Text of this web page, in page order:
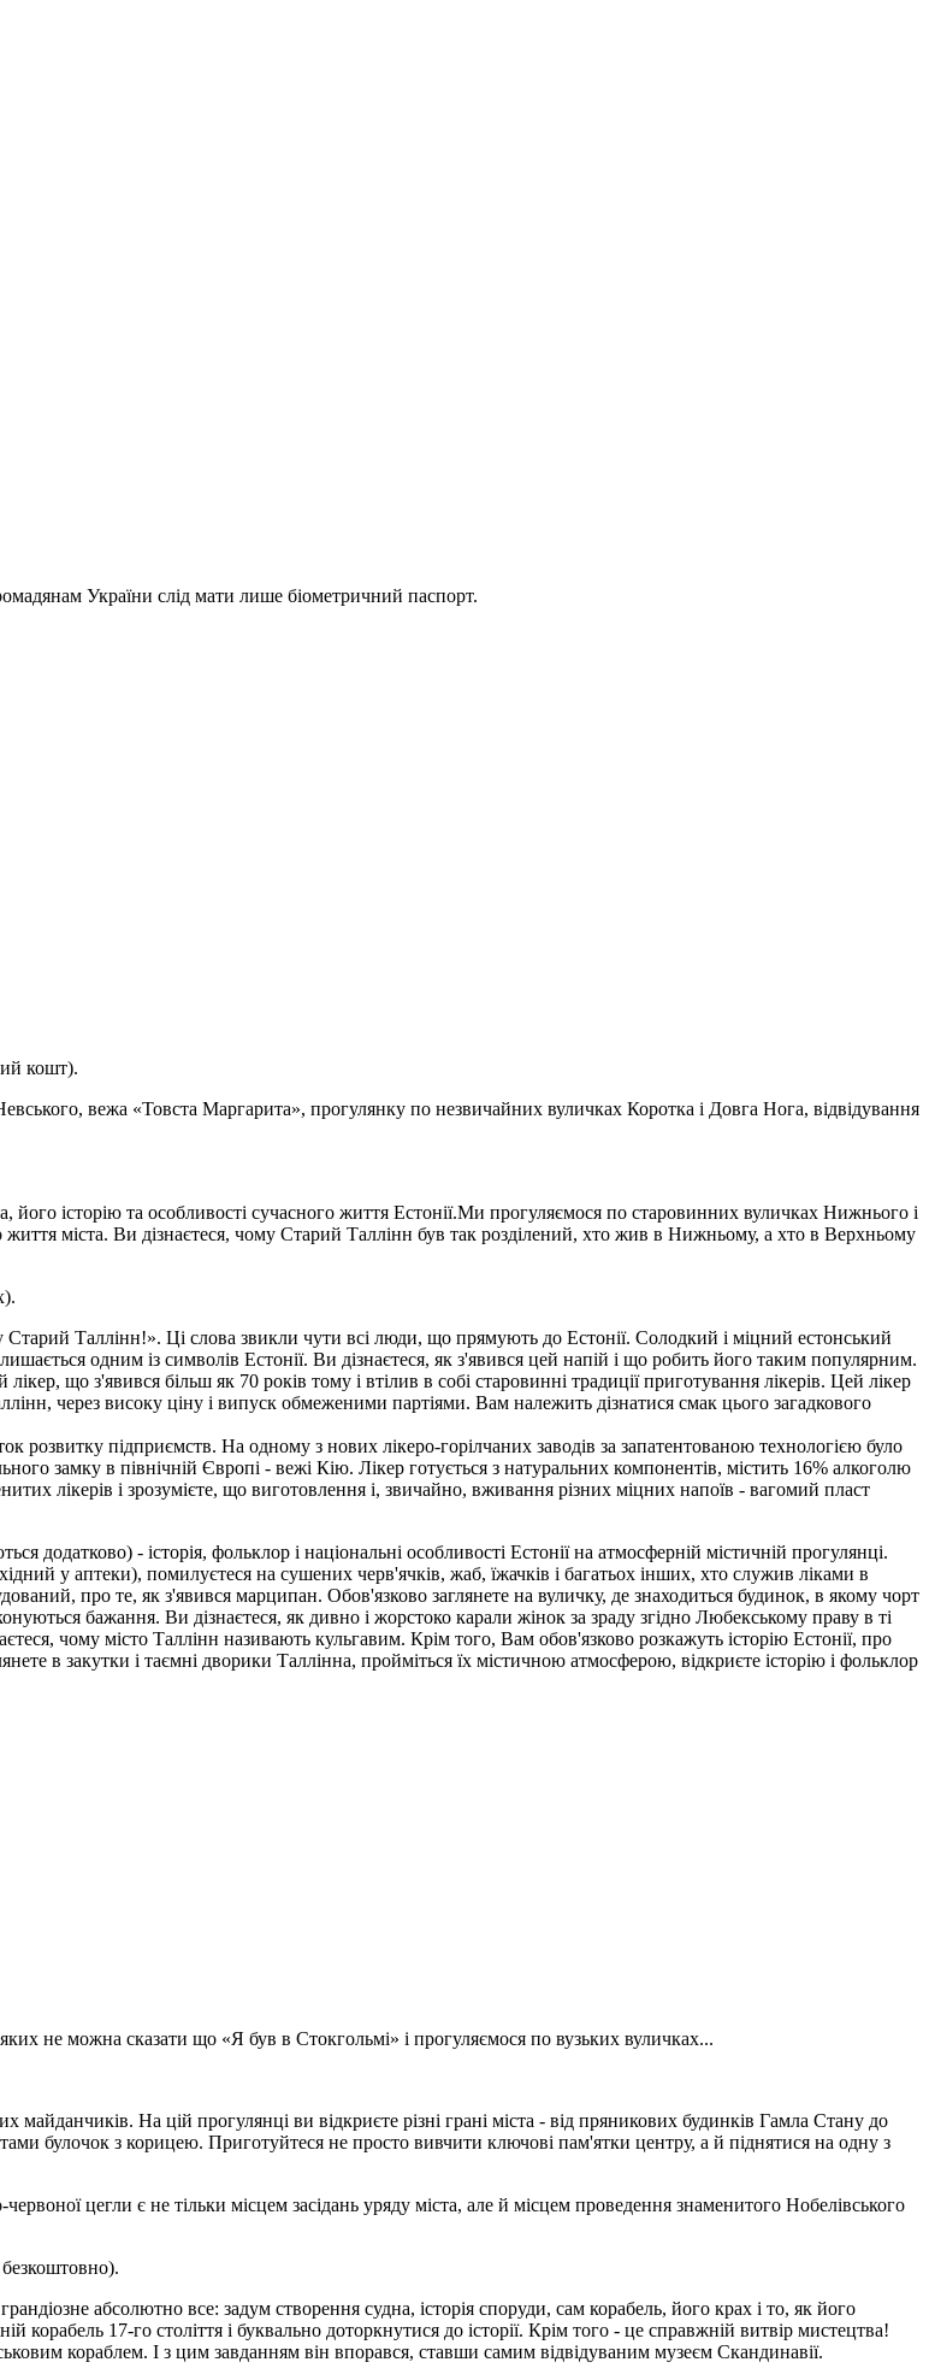
України слід мати лише біометричний паспорт.
кошт).
вежа «Товста Маргарита», прогулянку по незвичайних вуличках Коротка і Довга Нога, відвідування
його історію та особливості сучасного життя Естонії.Ми прогуляємося по старовинних вуличках Нижнього і
життя міста. Ви дізнаєтеся, чому Старий Таллінн був так розділений, хто жив в Нижньому, а хто в Верхньому
Таллінн!». Ці слова звикли чути всі люди, що прямують до Естонії. Солодкий і міцний естонський
одним із символів Естонії. Ви дізнаєтеся, як з'явився цей напій і що робить його таким популярним.
що з'явився більш як 70 років тому і втілив в собі старовинні традиції приготування лікерів. Цей лікер
через високу ціну і випуск обмеженими партіями. Вам належить дізнатися смак цього загадкового
підприємств. На одному з нових лікеро-горілчаних заводів за запатентованою технологією було
замку в північній Європі - вежі Кію. Лікер готується з натуральних компонентів, містить 16% алкоголю
лікерів і зрозумієте, що виготовлення і, звичайно, вживання різних міцних напоїв - вагомий пласт
додатково) - історія, фольклор і національні особливості Естонії на атмосферній містичній прогулянці.
у аптеки), помилуєтеся на сушених черв'ячків, жаб, їжачків і багатьох інших, хто служив ліками в
про те, як з'явився марципан. Обов'язково заглянете на вуличку, де знаходиться будинок, в якому чорт
бажання. Ви дізнаєтеся, як дивно і жорстоко карали жінок за зраду згідно Любекському праву в ті
чому місто Таллінн називають кульгавим. Крім того, Вам обов'язково розкажуть історію Естонії, про
в закутки і таємні дворики Таллінна, пройміться їх містичною атмосферою, відкриєте історію і фольклор
не можна сказати що «Я був в Стокгольмі» і прогуляємося по вузьких вуличках...
майданчиків. На цій прогулянці ви відкриєте різні грані міста - від пряникових будинків Гамла Стану до
булочок з корицею. Приготуйтеся не просто вивчити ключові пам'ятки центру, а й піднятися на одну з
цегли є не тільки місцем засідань уряду міста, але й місцем проведення знаменитого Нобелівського
абсолютно все: задум створення судна, історія споруди, сам корабель, його крах і то, як його
корабель 17-го століття і буквально доторкнутися до історії. Крім того - це справжній витвір мистецтва!
кораблем. І з цим завданням він впорався, ставши самим відвідуваним музеєм Скандинавії.